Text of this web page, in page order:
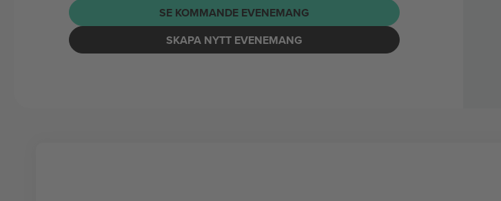
SE KOMMANDE EVENEMANG
SKAPA NYTT EVENEMANG